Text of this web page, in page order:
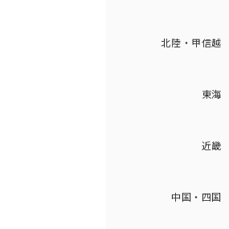
北陸・甲信越
東海
近畿
中国・四国